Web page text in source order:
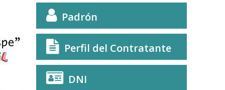
Padrón
Perfil del Contratante
DNI